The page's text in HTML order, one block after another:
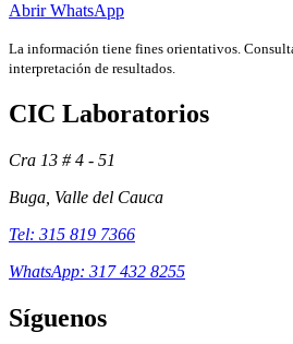
Abrir WhatsApp
La información tiene fines orientativos.
interpretación de resultados.
CIC Laboratorios
Cra 13 # 4 - 51
Buga, Valle del Cauca
Tel: 315 819 7366
WhatsApp: 317 432 8255
Síguenos